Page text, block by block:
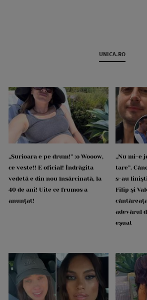
UNICA.RO
„Surioara e pe drum!” :o Wooow,
ce veste!! E oficial! Îndrăgita
vedetă e din nou însărcinată, la
40 de ani! Uite ce frumos a
anunțat!
„Nu mi-e
tare”.
s-au
Filip și
adevărul
eșuat